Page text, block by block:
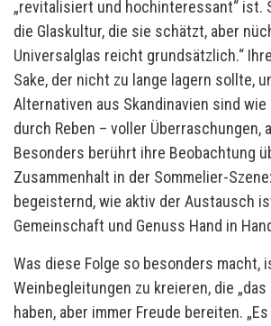
„revitalisiert und hochinteressant“ ist.
die Glaskultur, die sie schätzt, aber
Universalglas reicht grundsätzlich.“
Sake, der nicht zu lange lagern sollte,
Alternativen aus Skandinavien sind wie
durch Reben – voller Überraschungen,
Besonders berührt ihre Beobachtung
Zusammenhalt in der Sommelier-
begeisternd, wie aktiv der Austausch
Gemeinschaft und Genuss Hand in
Was diese Folge so besonders macht,
Weinbegleitungen zu kreieren, die
haben, aber immer Freude bereiten.